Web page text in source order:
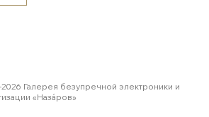
2026 Галерея безупречной электроники и
«Назáров»